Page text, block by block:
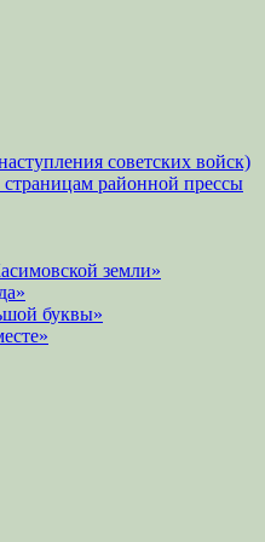
советских войск)
районной прессы
земли»
буквы»